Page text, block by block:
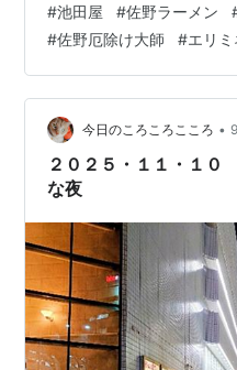
ました。しかし、川口中央
構時間がかかります。今回
ます。Google Mapsに指
区を通っていきます。途
か？ 高速に乗る前に、ち
が功を奏し…
#池田屋 #佐野ラーメン
#佐野厄除け大師 #エリ
今日のころころこころ •
２０２５・１１・１
な夜